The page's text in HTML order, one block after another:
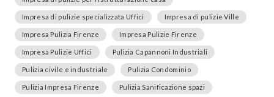
Impresa di pulizie specializzata Uffici Impresa di pulizie Ville
Impresa Pulizia Firenze Impresa Pulizie Firenze
Impresa Pulizie Uffici Pulizia Capannoni Industriali
Pulizia civile e industriale Pulizia Condominio
Pulizia Impresa Firenze Pulizia Sanificazione spazi